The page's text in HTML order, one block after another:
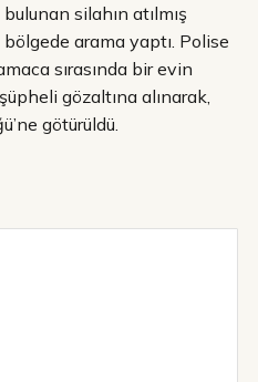
silahın atılmış
arama yaptı. Polise
sırasında bir evin
gözaltına alınarak,
götürüldü.